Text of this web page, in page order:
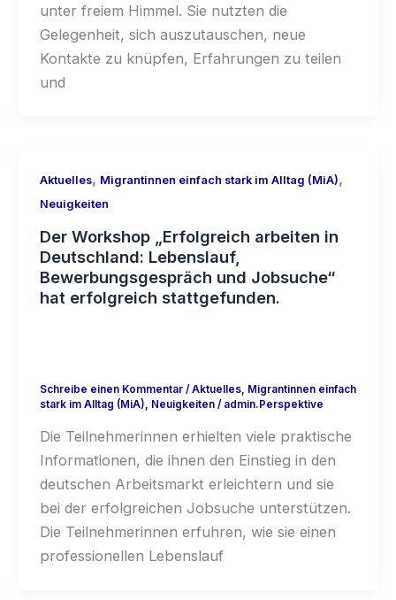
unter freiem Himmel. Sie nutzten die
Gelegenheit, sich auszutauschen, neue
Kontakte zu knüpfen, Erfahrungen zu teilen
und
Aktuelles, Migrantinnen einfach stark im Alltag (MiA),
Neuigkeiten
Der Workshop „Erfolgreich arbeiten in
Deutschland: Lebenslauf,
Bewerbungsgespräch und Jobsuche“
hat erfolgreich stattgefunden.
Schreibe einen Kommentar /Aktuelles, Migrantinnen einfach
stark im Alltag (MiA)
Neuigkeiten/ admin.Perspektive
Die Teilnehmerinnen erhielten viele praktische
Informationen, die ihnen den Einstieg in den
deutschen Arbeitsmarkt erleichtern und sie
bei der erfolgreichen Jobsuche unterstützen.
Die Teilnehmerinnen erfuhren, wie sie einen
professionellen Lebenslauf